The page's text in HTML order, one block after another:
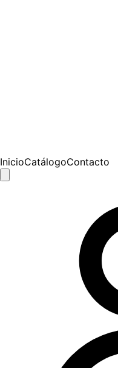
InicioCatálogoContacto